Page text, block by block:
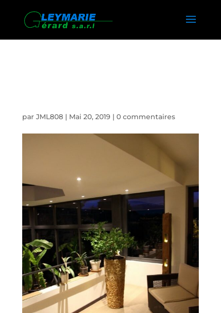
par JML808| Mai 20, 2019 | 0 commentaires